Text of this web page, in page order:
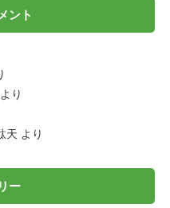
ント
より
天 より
ー